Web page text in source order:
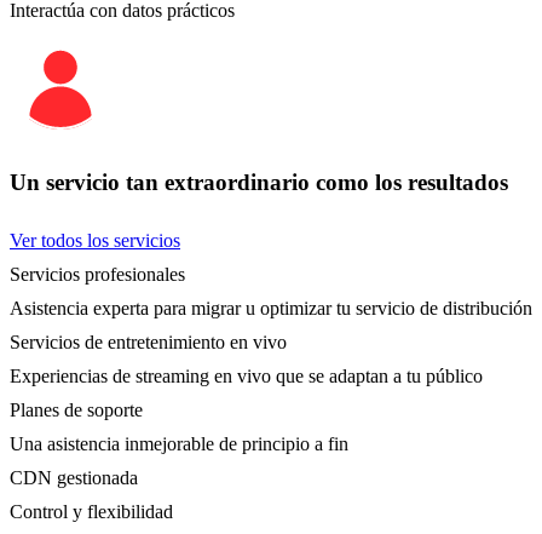
Interactúa con datos prácticos
Un servicio tan extraordinario como los resultados
Ver todos los servicios
Servicios profesionales
Asistencia experta para migrar u optimizar tu servicio de distribución
Servicios de entretenimiento en vivo
Experiencias de streaming en vivo que se adaptan a tu público
Planes de soporte
Una asistencia inmejorable de principio a fin
CDN gestionada
Control y flexibilidad